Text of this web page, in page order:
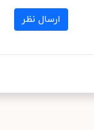
ارسال نظر